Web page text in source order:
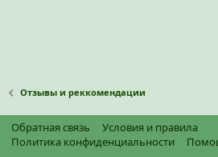
Отзывы и реккомендации
Обратная связь
Условия и правила
Политика конфиденциальности